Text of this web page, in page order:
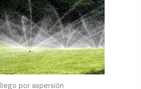
por aspersión